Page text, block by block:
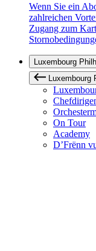
Wenn Sie ein
zahlreichen
Zugang zum
Luxembourg
Luxembourg
On Tour
Academy
D’Frënn